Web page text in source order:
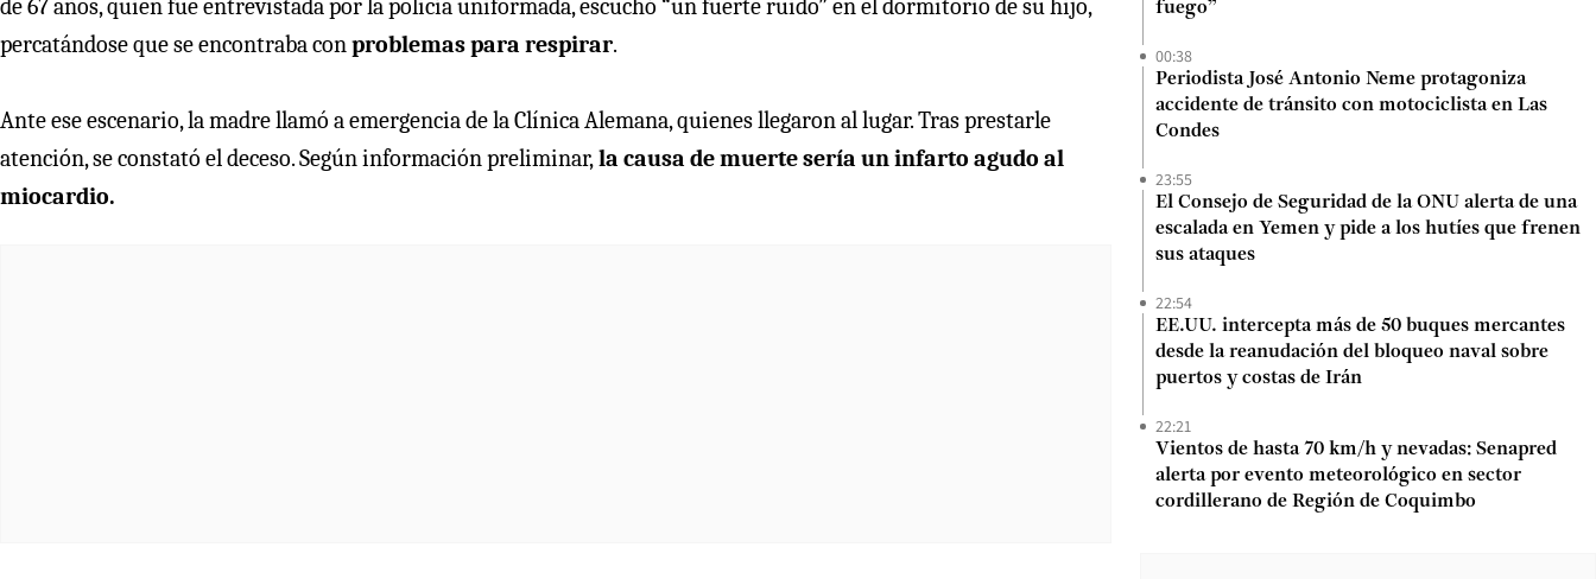
de 67 años, quien fue entrevistada por la policía uniformada, escuchó “un fuerte ruido” en el dormitorio de su hijo,
percatándose que se encontraba conproblemas para respirar.
Ante ese escenario, la madre llamó a emergencia de la Clínica Alemana, quienes llegaron al lugar. Tras prestarle
atención, se constató el deceso. Según información preliminar,la causa de muerte sería un infarto agudo al
miocardio.
fuego”
00:38
Periodista José Antonio Neme protagoniza
accidente de tránsito con motociclista en Las
Condes
23:55
El Consejo de Seguridad de la ONU alerta de una
escalada en Yemen y pide a los hutíes que frenen
sus ataques
22:54
EE.UU. intercepta más de 50 buques mercantes
desde la reanudación del bloqueo naval sobre
puertos y costas de Irán
22:21
Vientos de hasta 70 km/h y nevadas: Senapred
alerta por evento meteorológico en sector
cordillerano de Región de Coquimbo